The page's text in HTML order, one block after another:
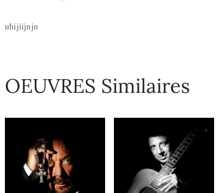
uhijiijnjn
OEUVRES Similaires